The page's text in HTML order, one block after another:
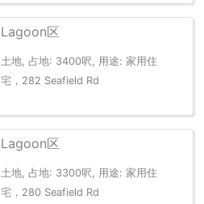
Lagoon区
土地, 占地: 3400呎, 用途: 家用住
宅，282 Seafield Rd
Lagoon区
土地, 占地: 3300呎, 用途: 家用住
宅，280 Seafield Rd